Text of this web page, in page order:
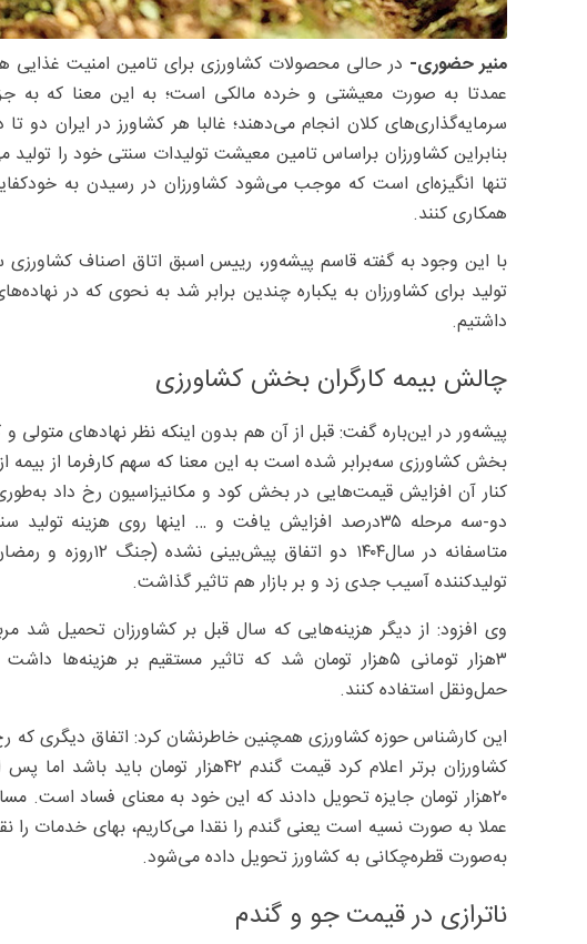
منیر حضوری- در حالی محصولات کشاورزی برای تامین امنیت
عمدتا به صورت معیشتی و خرده مالکی است؛ به این معنا که
سرمایه‌گذاری‌های کلان انجام می‌دهند؛ غالبا هر کشاورز در ایران
بنابراین کشاورزان براساس تامین معیشت تولیدات سنتی خود را
تنها انگیزه‌ای است که موجب می‌شود کشاورزان در رسیدن به
همکاری کنند.
با این وجود به گفته قاسم پیشه‌ور، رییس اسبق اتاق اصناف
تولید برای کشاورزان به یکباره چندین برابر شد به نحوی که در
داشتیم.
چالش بیمه کارگران بخش کشاورزی
پیشه‌ور در این‌باره گفت: قبل از آن هم بدون اینکه نظر نهادهای متولی و
کنار آن افزایش قیمت‌هایی در بخش کود و مکانیزاسیون رخ داد
دو-سه مرحله ۳۵‌درصد افزایش یافت و … اینها روی هزینه
متاسفانه در
تولید‌کننده آسیب جدی زد و بر بازار هم تاثیر گذاشت.
وی افزود: از دیگر هزینه‌هایی که سال قبل بر کشاورزان تحمیل شد
۳‌هزار تومانی ۵‌هزار تومان شد که تاثیر مستقیم بر
حمل‌ونقل استفاده کنند.
این کارشناس حوزه کشاورزی همچنین خاطرنشان کرد: اتفاق دیگری که
۲۰‌هزار تومان جایزه تحویل دادند که این خود به معنای فساد است.
عملا به صورت نسیه است یعنی گندم را نقدا می‌کاریم، بهای خدمات را
به‌صورت قطره‌چکانی به کشاورز تحویل داده می‌شود.
ناترازی در قیمت جو و گندم